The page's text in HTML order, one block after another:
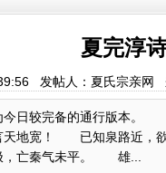
夏完淳
发帖人：夏氏宗亲网
为今日较完备的通行版
地宽！ 已知泉路近，
亡秦气未平。 雄...